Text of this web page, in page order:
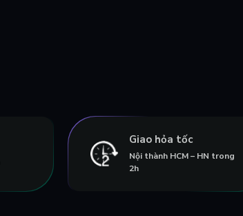
Giao hỏa tốc
Nội thành HCM – HN trong
2h